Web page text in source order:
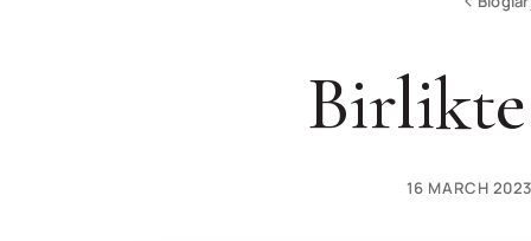
16 MARCH